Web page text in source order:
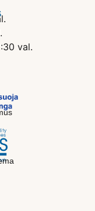
val.